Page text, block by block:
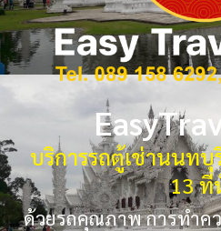
บริการรถตู้เช่านนทบุ
13 ที่
ด้วยรถคุณภาพ การทำค